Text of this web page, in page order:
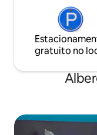
gratuito no